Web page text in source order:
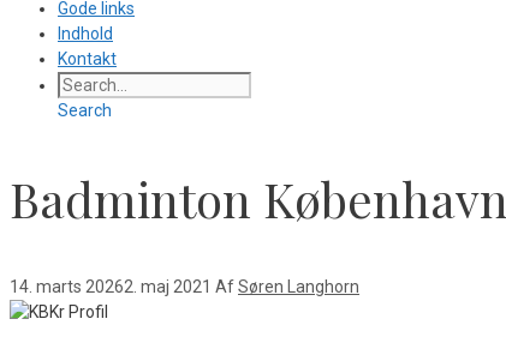
Gode links
Indhold
Kontakt
Search
Badminton København
14. marts 20262. maj 2021 AfSøren Langhorn